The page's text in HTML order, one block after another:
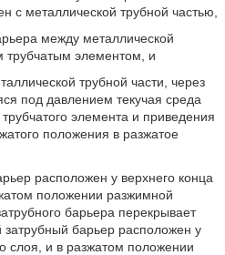
с металлической трубной частью,
между металлической
трубчатым элементом, и
трубной части, через
под давлением текучая среда
элемента и приведения
положения в разжатое
расположен у верхнего конца
положении разжимной
барьера перекрывает
барьер расположен у
слоя, и в разжатом положении